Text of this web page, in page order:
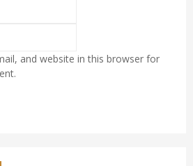
and website in this browser for